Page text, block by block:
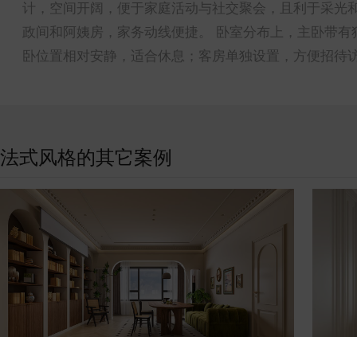
计，空间开阔，便于家庭活动与社交聚会，且利于采
政间和阿姨房，家务动线便捷。 卧室分布上，主卧带
卧位置相对安静，适合休息；客房单独设置，方便招
法式风格的其它案例